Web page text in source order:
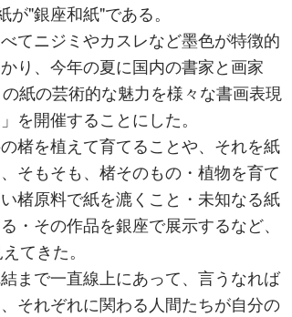
"銀座和紙"である。
てニジミやカスレなど墨色が特徴的
り、今年の夏に国内の書家と画家
紙の芸術的な魅力を様々な書画表現
を開催することにした。
楮を植えて育てることや、それを紙
そもそも、楮そのもの・植物を育て
楮原料で紙を漉くこと・未知なる紙
・その作品を銀座で展示するなど、
てきた。
まで一直線上にあって、言うなれば
それぞれに関わる人間たちが自分の